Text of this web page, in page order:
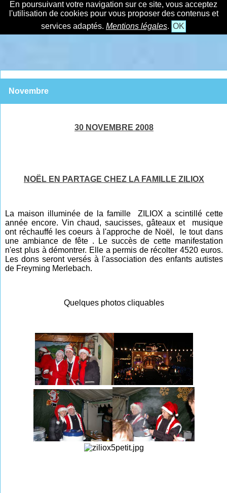
En poursuivant votre navigation sur ce site, vous acceptez
l'utilisation de cookies pour vous proposer des contenus et
services adaptés. Mentions légales. OK
Novembre
30 NOVEMBRE 2008
NOËL EN PARTAGE CHEZ LA FAMILLE ZILIOX
La maison illuminée de la famille ZILIOX a scintillé cette
année encore. Vin chaud, saucisses, gâteaux et musique
ont réchauffé les coeurs à l'approche de Noël, le tout dans
une ambiance de fête . Le succès de cette manifestation
n'est plus à démontrer. Elle a permis de récolter 4520 euros.
Les dons seront versés à l'association des enfants autistes
de Freyming Merlebach.
Quelques photos cliquables